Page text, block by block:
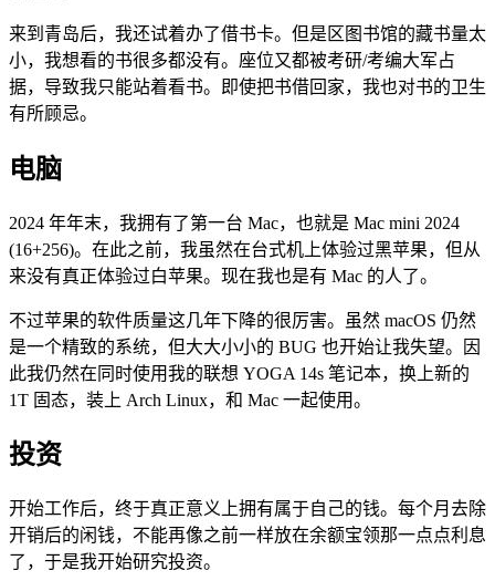
来到青岛后，我还试着办了借书卡。但是区图书馆的藏书量太
小，我想看的书很多都没有。座位又都被考研/考编大军占
据，导致我只能站着看书。即使把书借回家，我也对书的卫生
有所顾忌。
电脑
2024 年年末，我拥有了第一台 Mac，也就是 Mac mini 2024
(16+256)。在此之前，我虽然在台式机上体验过黑苹果，但从
来没有真正体验过白苹果。现在我也是有 Mac 的人了。
不过苹果的软件质量这几年下降的很厉害。虽然 macOS 仍然
是一个精致的系统，但大大小小的 BUG 也开始让我失望。因
此我仍然在同时使用我的联想 YOGA 14s 笔记本，换上新的
1T 固态，装上 Arch Linux，和 Mac 一起使用。
投资
开始工作后，终于真正意义上拥有属于自己的钱。每个月去除
开销后的闲钱，不能再像之前一样放在余额宝领那一点点利息
了，于是我开始研究投资。